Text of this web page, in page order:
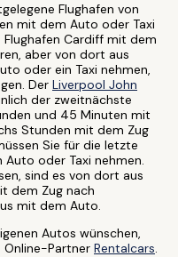
Flughafen von
mit dem Auto oder Taxi
Cardiff mit dem
aber von dort aus
oder ein Taxi nehmen,
Der Liverpool John
der zweitnächste
und 45 Minuten mit
Stunden mit dem Zug
Sie für die letzte
oder Taxi nehmen.
sind es von dort aus
dem Zug nach
mit dem Auto.
Autos wünschen,
Online-Partner Rentalcars.